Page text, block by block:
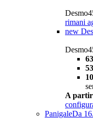
rimani
new
A
PanigaleDa